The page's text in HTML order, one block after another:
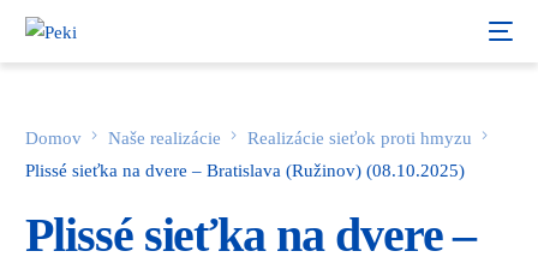
Domov Naše realizácie
Realizácie sieťok proti hmyzu
Plissé sieťka na dvere – Bratislava (Ružinov) (08.10.2025)
Plissé sieťka na dvere –